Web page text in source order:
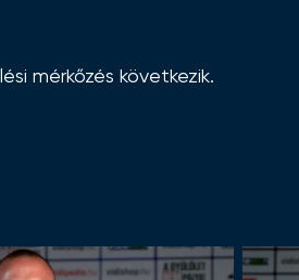
mérkőzés következik.